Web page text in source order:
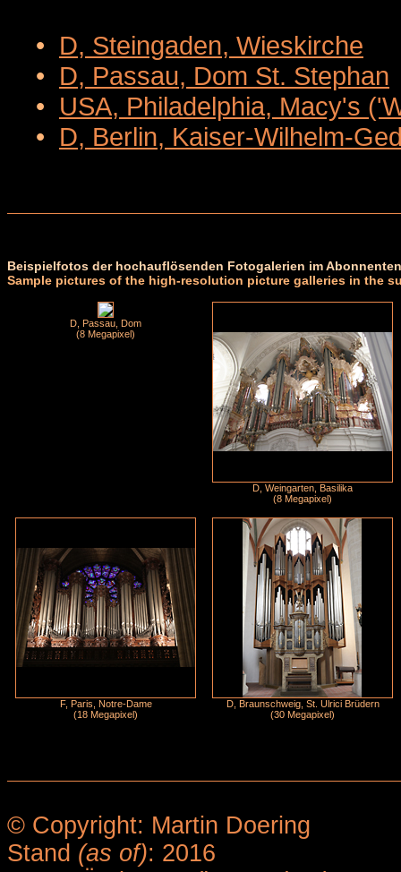
• D, Steingaden, Wieskirche
• D, Passau, Dom St. Stephan
• USA, Philadelphia, Macy's
• D, Berlin, Kaiser-Wilhelm-
Beispielfotos der hochauflösenden Fotogalerien im
Sample pictures of the high-resolution picture galleries in the
D, Passau, Dom
(8 Megapixel)
D, Weingarten, Basilika
(8 Megapixel)
F, Paris, Notre-Dame
(18 Megapixel)
D, Braunschweig, St. Ulrici Brüdern
(30 Megapixel)
© Copyright: Martin Doering
Stand (as of): 2016